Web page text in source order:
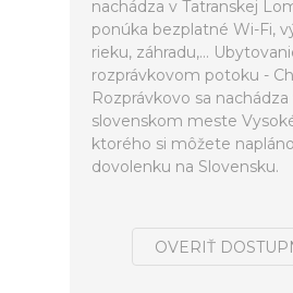
nachádza v Tatranskej
ponúka bezplatné Wi-Fi,
rieku, záhradu,...
rozprávkovom potoku -
Rozprávkovo sa nachádza
slovenskom meste
ktorého si môžete
dovolenku na Slovensku.
OVERIŤ